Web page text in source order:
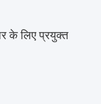
के लिए प्रयुक्त